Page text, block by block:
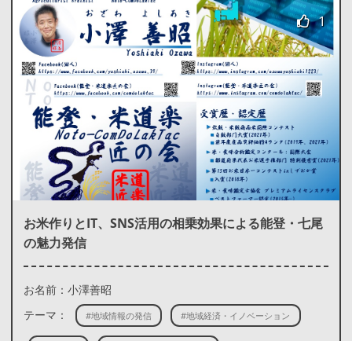
1
お米作りとIT、SNS活用の相乗効果による能登・七尾
の魅力発信
お名前：小澤善昭
テーマ：
#地域情報の発信 #地域経済・イノベーション